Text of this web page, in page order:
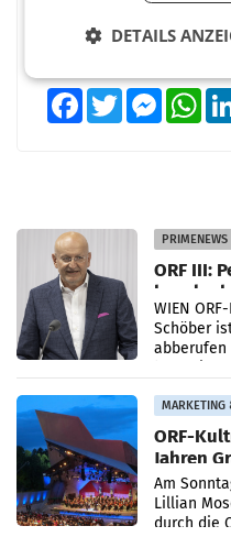
FacebookTwitter Messenger
PRIMENEWS
ORF III:
WIEN
Schöber
abberufen
MARKETING
ORF-
Jahren
Am
Lillian
durch die
DETAILS